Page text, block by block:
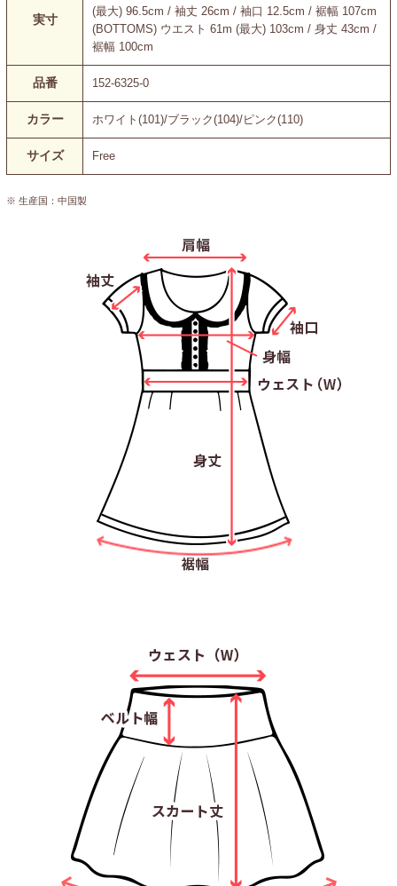
実寸
(最大) 96.5cm / 袖丈 26cm / 袖口 12.5cm / 裾幅 107cm
(BOTTOMS) ウエスト 61m (最大) 103cm / 身丈 43cm /
裾幅 100cm
品番 152-6325-0
カラー ホワイト(101)/ブラック(104)/ピンク(110)
サイズ Free
※ 生産国：中国製